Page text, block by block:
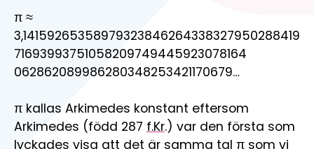
π ≈
3,14159265358979323846264338327950288419
71693993751058209749445923078164
062862089986280348253421170679…
π kallas Arkimedes konstant eftersom
Arkimedes (född 287 f.Kr.) var den första som
lyckades visa att det är samma tal π som vi